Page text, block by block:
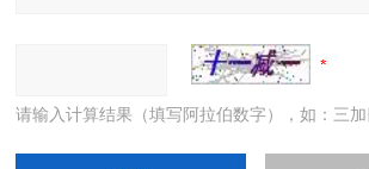
请输入计算结果（填写阿拉伯数字），如：三